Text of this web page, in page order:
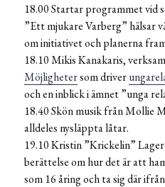
18.00 Startar programmet vid
”Ett mjukare Varberg” hälsar
om initiativet och planerna
18.10 Mikis Kanakaris,
Möjlighetersom driver
och en inblick i ämnet ”unga
18.40 Skön musik från Mollie
alldeles nysläppta låtar.
19.10 Kristin ”Krickelin”
berättelse om hur det är att
som 16 åring och ta sig där